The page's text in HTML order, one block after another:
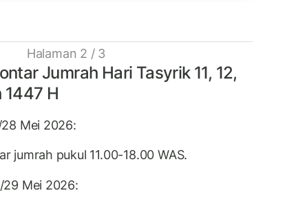
Halaman 2 / 3
Jumrah Hari Tasyrik 11, 12,
1447 H
Mei 2026:
jumrah pukul 11.00-18.00 WAS.
29 Mei 2026: